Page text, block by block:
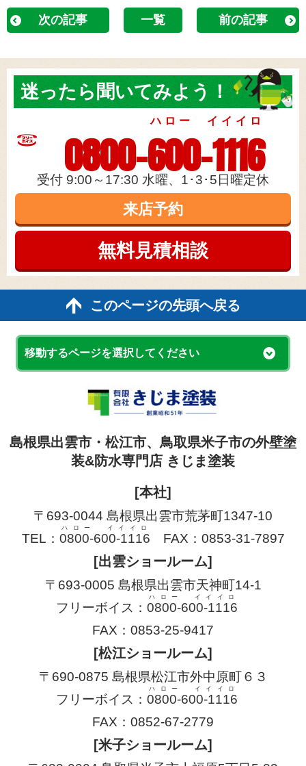
次の記事 一覧 前の記事
迷ったら 聞いてみよう！
0800-600-1116
ハロー イイイロ
受付 9:00～17:30 水曜、1･3･5日曜定休
来店予約
無料見積相談
このページの先頭へ戻る
移動するページを選択してください
島根県出雲市・松江市、鳥取県米子市の外壁塗
装&防水専門店 きじま塗装
[本社]
〒693-0044 島根県出雲市荒茅町1347-10
TEL： 0800-600-1116
ハロー イイイロ
FAX：0853-31-7897
[出雲ショールーム]
〒693-0005 島根県出雲市天神町14-1
フリーボイス： 0800-600-1116
ハロー イイイロ
FAX：0853-25-9417
[松江ショールーム]
〒690-0875 島根県松江市外中原町６３
フリーボイス： 0800-600-1116
ハロー イイイロ
FAX：0852-67-2779
[米子ショールーム]